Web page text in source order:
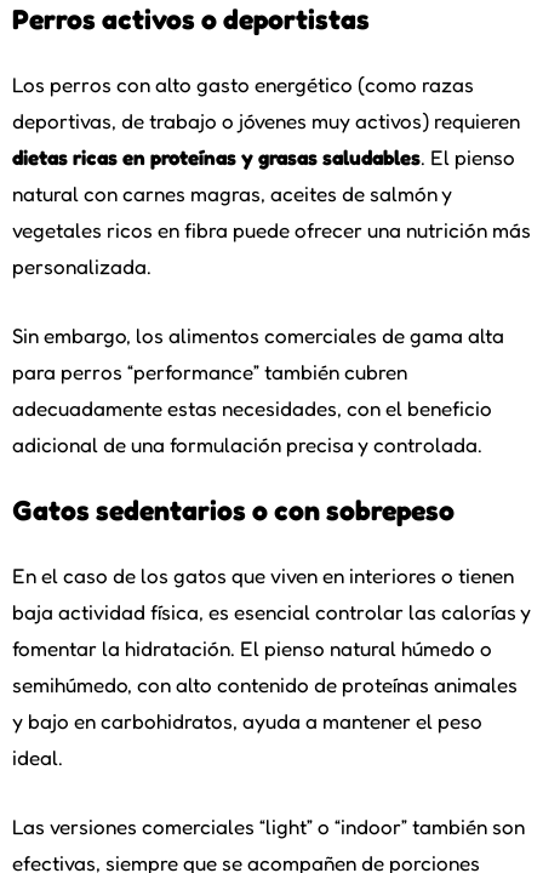
Perros activos o deportistas
Los perros con alto gasto energético (como razas
deportivas, de trabajo o jóvenes muy activos) requieren
dietas ricas en proteínas y grasas saludables. El pienso
natural con carnes magras, aceites de salmón y
vegetales ricos en fibra puede ofrecer una nutrición más
personalizada.
Sin embargo, los alimentos comerciales de gama alta
para perros “performance” también cubren
adecuadamente estas necesidades, con el beneficio
adicional de una formulación precisa y controlada.
Gatos sedentarios o con sobrepeso
En el caso de los gatos que viven en interiores o tienen
baja actividad física, es esencial controlar las calorías y
fomentar la hidratación. El pienso natural húmedo o
semihúmedo, con alto contenido de proteínas animales
y bajo en carbohidratos, ayuda a mantener el peso
ideal.
Las versiones comerciales “light” o “indoor” también son
efectivas, siempre que se acompañen de porciones